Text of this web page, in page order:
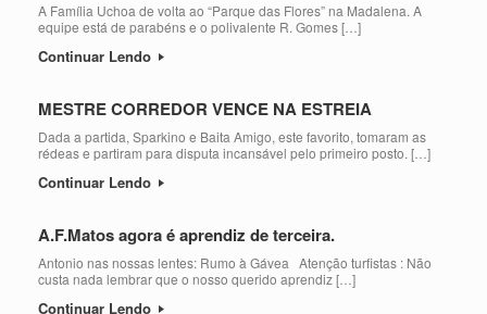
A Família Uchoa de volta ao “Parque das Flores” na Madalena. A
equipe está de parabéns e o polivalente R. Gomes […]
Continuar Lendo
MESTRE CORREDOR VENCE NA ESTREIA
Dada a partida, Sparkino e Baita Amigo, este favorito, tomaram as
rédeas e partiram para disputa incansável pelo primeiro posto. […]
Continuar Lendo
A.F.Matos agora é aprendiz de terceira.
Antonio nas nossas lentes: Rumo à Gávea Atenção turfistas : Não
custa nada lembrar que o nosso querido aprendiz […]
Continuar Lendo